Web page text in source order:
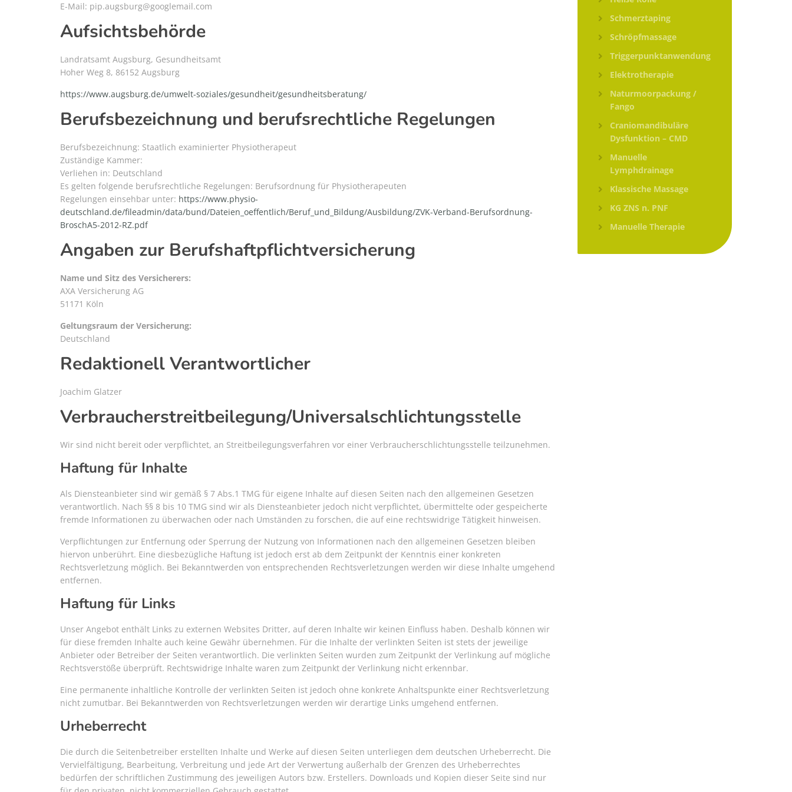
E-Mail: pip.augsburg@googlemail.com
Aufsichtsbehörde
Landratsamt Augsburg, Gesundheitsamt
Hoher Weg 8, 86152 Augsburg
https://www.augsburg.de/umwelt-soziales/gesundheit/gesundheitsberatung/
Berufsbezeichnung und berufsrechtliche Regelungen
Berufsbezeichnung: Staatlich examinierter Physiotherapeut
Zuständige Kammer:
Verliehen in: Deutschland
Es gelten folgende berufsrechtliche Regelungen: Berufsordnung für Physiotherapeuten
Regelungen einsehbar unter: https://www.physio-
deutschland.de/fileadmin/data/bund/Dateien_oeffentlich/Beruf_und_Bildung/Ausbildung/ZVK-Verband-Berufsordnung-
BroschA5-2012-RZ.pdf
Angaben zur Berufshaftpflichtversicherung
Name und Sitz des Versicherers:
AXA Versicherung AG
51171 Köln
Geltungsraum der Versicherung:
Deutschland
Redaktionell Verantwortlicher
Joachim Glatzer
Verbraucher­streit­beilegung/Universal­schlichtungs­stelle
Wir sind nicht bereit oder verpflichtet, an Streitbeilegungsverfahren vor einer Verbraucherschlichtungsstelle teilzunehmen.
Haftung für Inhalte
Als Diensteanbieter sind wir gemäß § 7 Abs.1 TMG für eigene Inhalte auf diesen Seiten nach den allgemeinen Gesetzen
verantwortlich. Nach §§ 8 bis 10 TMG sind wir als Diensteanbieter jedoch nicht verpflichtet, übermittelte oder gespeicherte
fremde Informationen zu überwachen oder nach Umständen zu forschen, die auf eine rechtswidrige Tätigkeit hinweisen.
Verpflichtungen zur Entfernung oder Sperrung der Nutzung von Informationen nach den allgemeinen Gesetzen bleiben
hiervon unberührt. Eine diesbezügliche Haftung ist jedoch erst ab dem Zeitpunkt der Kenntnis einer konkreten
Rechtsverletzung möglich. Bei Bekanntwerden von entsprechenden Rechtsverletzungen werden wir diese Inhalte umgehend
entfernen.
Haftung für Links
Unser Angebot enthält Links zu externen Websites Dritter, auf deren Inhalte wir keinen Einfluss haben. Deshalb können wir
für diese fremden Inhalte auch keine Gewähr übernehmen. Für die Inhalte der verlinkten Seiten ist stets der jeweilige
Anbieter oder Betreiber der Seiten verantwortlich. Die verlinkten Seiten wurden zum Zeitpunkt der Verlinkung auf mögliche
Rechtsverstöße überprüft. Rechtswidrige Inhalte waren zum Zeitpunkt der Verlinkung nicht erkennbar.
Eine permanente inhaltliche Kontrolle der verlinkten Seiten ist jedoch ohne konkrete Anhaltspunkte einer Rechtsverletzung
nicht zumutbar. Bei Bekanntwerden von Rechtsverletzungen werden wir derartige Links umgehend entfernen.
Urheberrecht
Die durch die Seitenbetreiber erstellten Inhalte und Werke auf diesen Seiten unterliegen dem deutschen Urheberrecht. Die
Vervielfältigung, Bearbeitung, Verbreitung und jede Art der Verwertung außerhalb der Grenzen des Urheberrechtes
bedürfen der schriftlichen Zustimmung des jeweiligen Autors bzw. Erstellers. Downloads und Kopien dieser Seite sind nur
Schmerztaping
Schröpfmassage
Triggerpunktanwendung
Elektrotherapie
Naturmoorpackung /
Fango
Craniomandibuläre
Dysfunktion – CMD
Manuelle
Lymphdrainage
Klassische Massage
KG ZNS n. PNF
Manuelle Therapie